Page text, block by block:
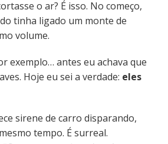
o ar? É isso. No começo,
tinha ligado um monte de
volume.
exemplo… antes eu achava que
Hoje eu sei a verdade: eles
sirene de carro disparando,
tempo. É surreal.